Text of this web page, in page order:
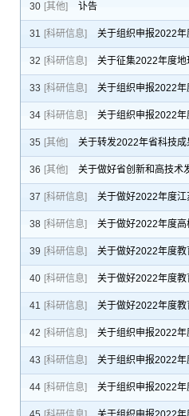
30 [其他] 讣告
31 [科研信息] 关于组织申报2022
32 [科研信息] 关于征集2022年度
33 [科研信息] 关于组织申报2022
34 [科研信息] 关于组织申报2022
35 [其他] 关于转发2022年省科技
36 [其他] 关于做好省创新和高技术
37 [科研信息] 关于做好2022年度
38 [科研信息] 关于做好2022年度
39 [科研信息] 关于做好2022年度
40 [科研信息] 关于做好2022年度
41 [科研信息] 关于做好2022年度
42 [科研信息] 关于组织申报2022年
43 [科研信息] 关于组织申报2022
44 [科研信息] 关于组织申报2022